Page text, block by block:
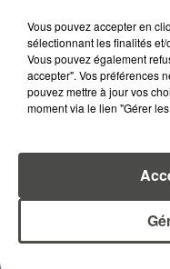
Soumettre le
Vous pouvez accepter en
sélectionnant les finalités
Vous pouvez également
accepter". Vos préférences
pouvez mettre à jour vos
moment via le lien "Gérer